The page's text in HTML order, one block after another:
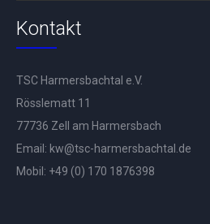
Kontakt
TSC Harmersbachtal e.V.
Rösslematt 11
77736 Zell am Harmersbach
Email: kw@tsc-harmersbachtal.de
Mobil: +49 (0) 170 1876398